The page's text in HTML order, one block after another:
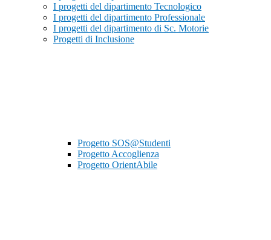
I progetti del dipartimento Tecnologico
I progetti del dipartimento Professionale
I progetti del dipartimento di Sc. Motorie
Progetti di Inclusione
Progetto SOS@Studenti
Progetto Accoglienza
Progetto OrientAbile